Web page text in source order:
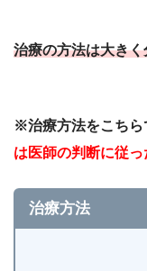
治療の方法は大きく
※治療方法をこちら
は医師の判断に従
治療方法